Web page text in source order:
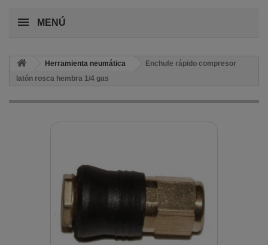
MENÚ
Herramienta neumática
Enchufe rápido compresor
latón rosca hembra 1/4 gas